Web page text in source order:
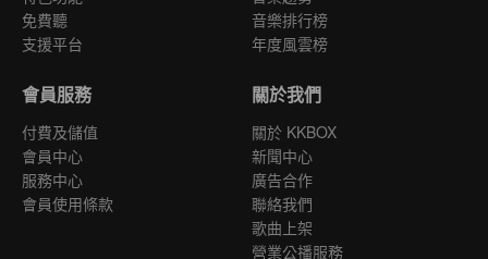
免費聽
支援平台
音樂排行榜
年度風雲榜
會員服務
付費及儲值
會員中心
服務中心
會員使用條款
關於我們
關於 KKBOX
新聞中心
廣告合作
聯絡我們
歌曲上架
營業公播服務